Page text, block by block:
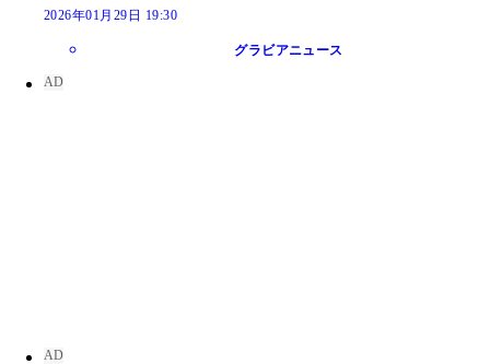
2026年01月29日 19:30
グラビアニュース